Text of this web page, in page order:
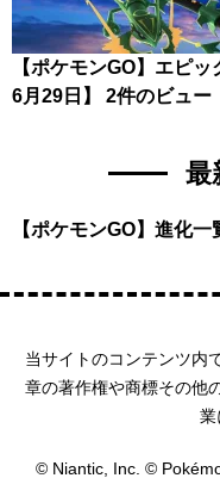
【ポケモンGO】エピ
6月29日】
2件のビュー
最
【ポケモンGO】進化一
当サイトのコンテンツ内
章の著作権や商標その他
業
© Niantic, Inc. ©